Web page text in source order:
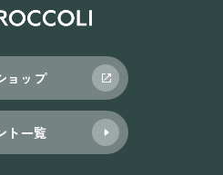
ョップ
ト一覧